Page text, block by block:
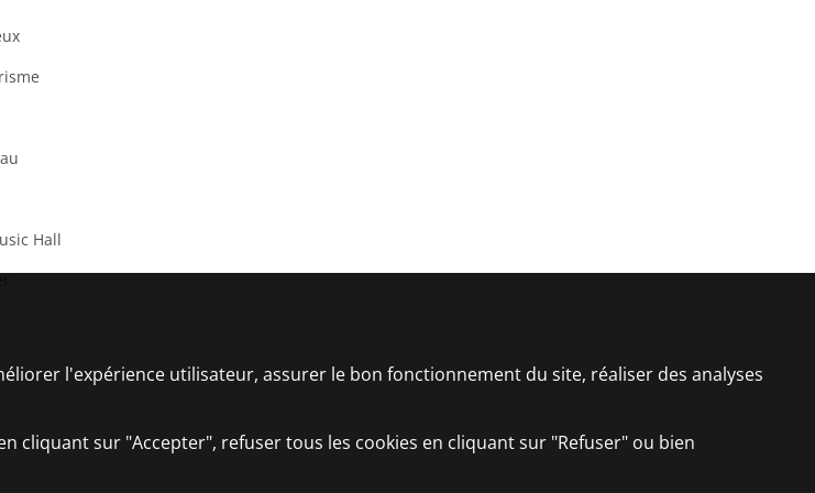
Hall
l'expérience utilisateur, assurer le bon fonctionnement du site, réaliser des analyses
cliquant sur "Accepter", refuser tous les cookies en cliquant sur "Refuser" ou bien